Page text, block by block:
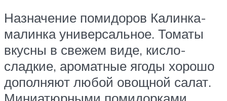
Назначение помидоров Калинка-
малинка универсальное. Томаты
вкусны в свежем виде, кисло-
сладкие, ароматные ягоды хорошо
дополняют любой овощной салат.